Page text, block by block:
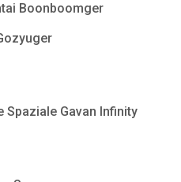
Boonboomger
Spaziale Gavan Infinity